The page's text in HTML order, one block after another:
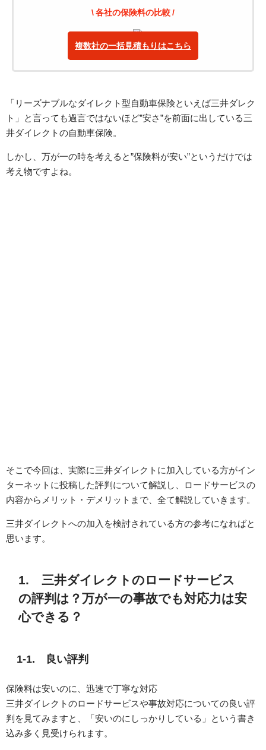
\ 各社の保険料の比較 /
複数社の一括見積もりはこちら
「リーズナブルなダイレクト型自動車保険といえば三井ダレク
ト」と言っても過言ではないほど”安さ”を前面に出している三
井ダイレクトの自動車保険。
しかし、万が一の時を考えると”保険料が安い”というだけでは
考え物ですよね。
そこで今回は、実際に三井ダイレクトに加入している方がイン
ターネットに投稿した評判について解説し、ロードサービスの
内容からメリット・デメリットまで、全て解説していきます。
三井ダイレクトへの加入を検討されている方の参考になればと
思います。
1. 三井ダイレクトのロードサービス
の評判は？万が一の事故でも対応力は安
心できる？
1-1. 良い評判
保険料は安いのに、迅速で丁寧な対応
三井ダイレクトのロードサービスや事故対応についての良い評
判を見てみますと、「安いのにしっかりしている」という書き
込み多く見受けられます。